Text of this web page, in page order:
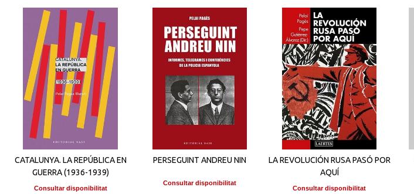
CATALUNYA. LA REPÚBLICA EN
GUERRA (1936-1939)
Consultar disponibilitat
PERSEGUINT ANDREU NIN
Consultar disponibilitat
LA REVOLUCIÓN RUSA PASÓ POR
AQUÍ
Consultar disponibilitat